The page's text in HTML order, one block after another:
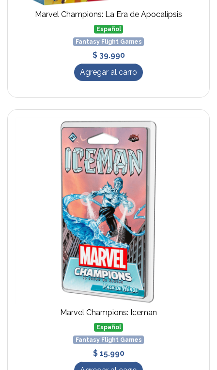
Marvel Champions: La Era de Apocalípsis
Español
Fantasy Flight Games
$ 39.990
Agregar al carro
Marvel Champions: Iceman
Español
Fantasy Flight Games
$ 15.990